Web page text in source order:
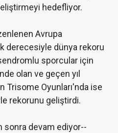
hedefliyor.
Avrupa
derecesiyle dünya rekoru
sporcular için
olan ve geçen yıl
Trisome Oyunları'nda ise
rekorunu geliştirdi.
sonra devam ediyor--